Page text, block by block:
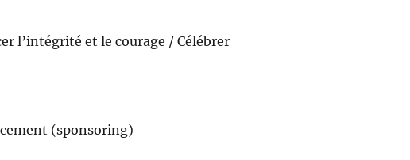
l’intégrité et le courage / Célébrer
(sponsoring)